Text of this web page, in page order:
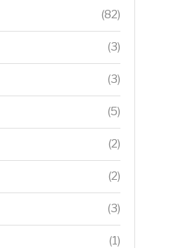
(82)
(3)
(3)
(5)
(2)
(2)
(3)
(1)